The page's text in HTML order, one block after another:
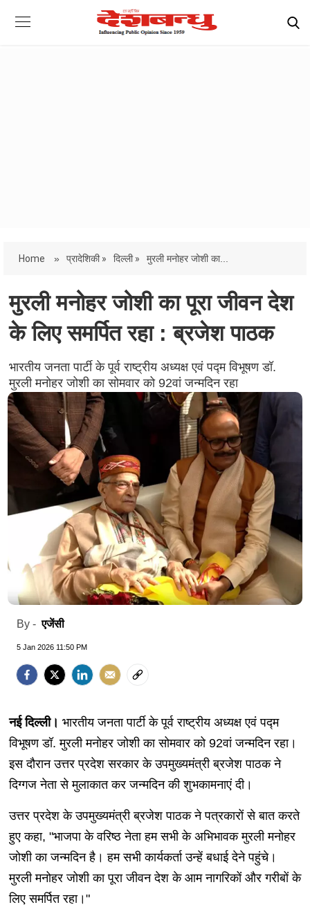
Home » प्रादेशिकी » दिल्ली » मुरली मनोहर जोशी का...
मुरली मनोहर जोशी का पूरा जीवन देश
के लिए समर्पित रहा : ब्रजेश पाठक
भारतीय जनता पार्टी के पूर्व राष्ट्रीय अध्यक्ष एवं पद्म विभूषण डॉ.
मुरली मनोहर जोशी का सोमवार को 92वां जन्मदिन रहा
By -एजेंसी
5 Jan 2026 11:50 PM
नई दिल्ली। भारतीय जनता पार्टी के पूर्व राष्ट्रीय अध्यक्ष एवं पद्म
विभूषण डॉ. मुरली मनोहर जोशी का सोमवार को 92वां जन्मदिन रहा।
इस दौरान उत्तर प्रदेश सरकार के उपमुख्यमंत्री ब्रजेश पाठक ने
दिग्गज नेता से मुलाकात कर जन्मदिन की शुभकामनाएं दी।
उत्तर प्रदेश के उपमुख्यमंत्री ब्रजेश पाठक ने पत्रकारों से बात करते
हुए कहा, "भाजपा के वरिष्ठ नेता हम सभी के अभिभावक मुरली मनोहर
जोशी का जन्मदिन है। हम सभी कार्यकर्ता उन्हें बधाई देने पहुंचे।
मुरली मनोहर जोशी का पूरा जीवन देश के आम नागरिकों और गरीबों के
लिए समर्पित रहा।"